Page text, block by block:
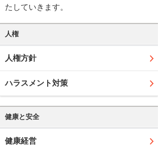
たしていきます。
人権
人権方針
ハラスメント対策
健康と安全
健康経営